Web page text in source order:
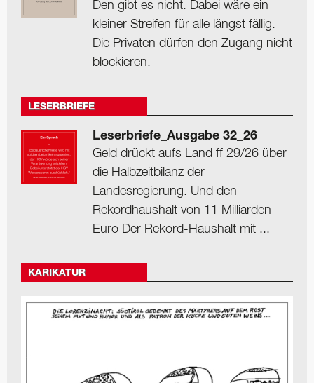
Den gibt es nicht. Dabei wäre ein
kleiner Streifen für alle längst fällig.
Die Privaten dürfen den Zugang nicht
blockieren.
LESERBRIEFE
Leserbriefe_Ausgabe 32_26
Geld drückt aufs Land ff 29/26 über
die Halbzeitbilanz der
Landesregierung. Und den
Rekordhaushalt von 11 Milliarden
Euro Der Rekord-Haushalt mit ...
KARIKATUR